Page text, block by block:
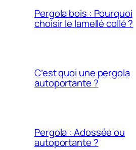
Pergola bois : Pourquoi
choisir le lamellé collé ?
C’est quoi une pergola
autoportante ?
Pergola : Adossée ou
autoportante ?